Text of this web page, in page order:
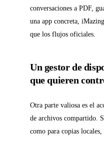
conversaciones a PDF,
una app concreta,
que los flujos oficiales.
Un gestor de
que quieren
Otra parte valiosa es el
de archivos compartido.
como para copias